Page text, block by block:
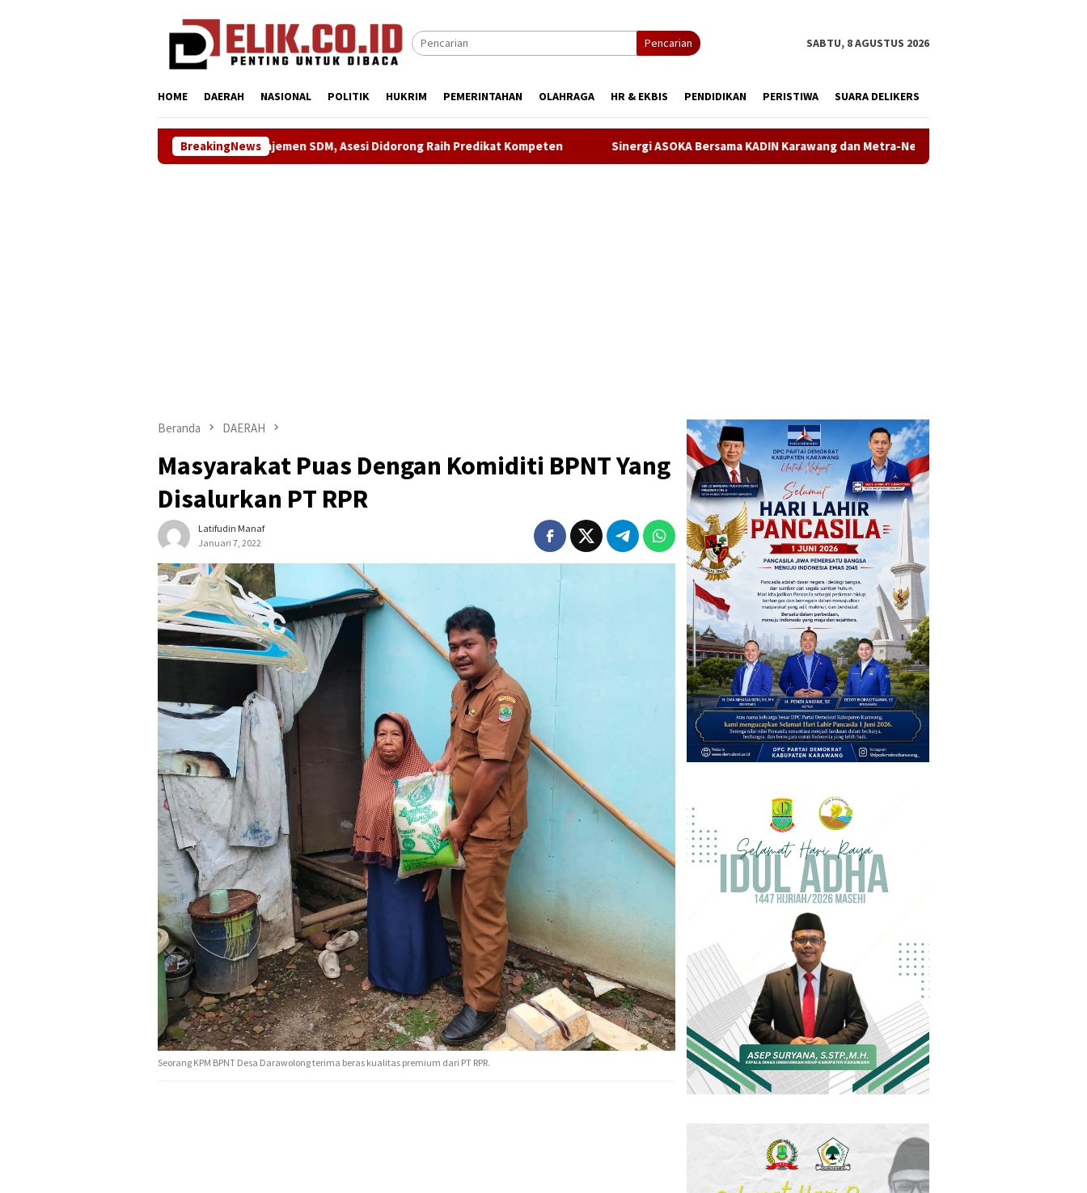
Pencarian SABTU, 8 AGUSTUS 2026
HOME DAERAH NASIONAL POLITIK HUKRIM PEMERINTAHAN OLAHRAGA HR & EKBIS PENDIDIKAN PERISTIWA SUARA DELIKERS
BreakingNews
Manajemen SDM, Asesi Didorong Raih Predikat Kompeten Sinergi ASOKA Bersama KADIN Karawang dan Metra-Net Perkuat Kesiapan SDM Hadapi Era AI
Beranda DAERAH
Masyarakat Puas Dengan Komiditi BPNT Yang
Disalurkan PT RPR
Latifudin Manaf
Januari 7, 2022
Seorang KPM BPNT Desa Darawolong terima beras kualitas premium dari PT RPR.